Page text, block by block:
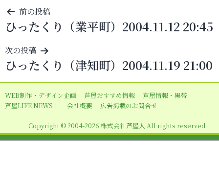
投
稿
ナ
ビ
ゲ
ー
シ
ン
前の投稿
ひったくり（業平町）2004.11.12 20:45
次の投稿
ひったくり（津知町）2004.11.19 21:00
WEB制作・デザイン企画 芦屋おすすめ情報
芦屋情報・黒帯
芦屋LIFE NEWS！
会社概要 広告掲載のお問合せ
Copyright © 2004-2026 株式会社芦屋人 All rights reserved.